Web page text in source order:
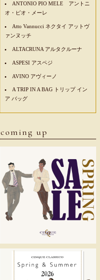
ANTONIO PIO MELE アントニ
オ・ピオ・メーレ
Atto Vannucci ネクタイ アットヴ
ァンヌッチ
ALTACRUNA アルタクルーナ
ASPESI アスペジ
AVINO アヴィーノ
A TRIP IN A BAG トリップ イン
ア バッグ
coming up